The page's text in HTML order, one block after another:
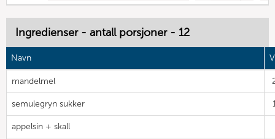
Ingredienser - antall porsjoner - 12
Navn
mandelmel
semulegryn sukker
appelsin + skall